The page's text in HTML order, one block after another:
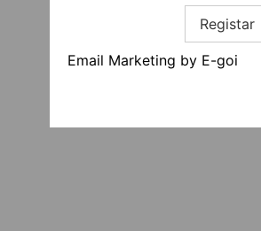
Registar
Email Marketing by E-goi